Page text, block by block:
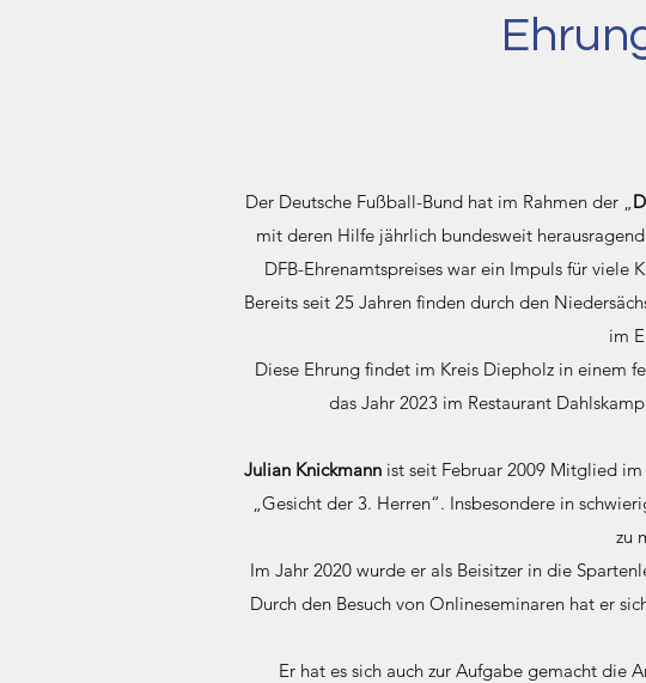
Der Deutsche Fußball-Bund hat im Rahmen der „
mit deren Hilfe jährlich bundesweit
DFB-Ehrenamtspreises war ein Impuls für viele
Bereits seit 25 Jahren finden durch den
im
Diese Ehrung findet im Kreis Diepholz in einem
das Jahr 2023 im Restaurant
Julian Knickmann ist seit Februar 2009 Mitglied
„Gesicht der 3. Herren“. Insbesondere in
zu
Im Jahr 2020 wurde er als Beisitzer in die
Durch den Besuch von Onlineseminaren hat er
Er hat es sich auch zur Aufgabe gemacht die